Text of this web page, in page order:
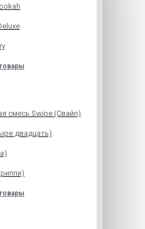
смесь Swipe (Свайп)
двадцать)